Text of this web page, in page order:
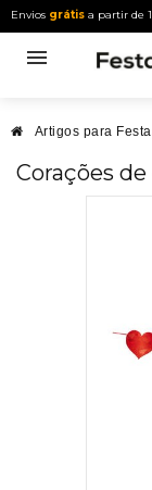
Envios grátis a partir de
Artigos para
Corações